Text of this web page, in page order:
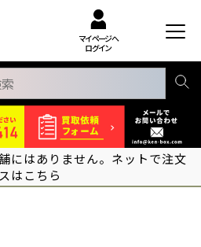
マイページへ
ログイン
にはありません。ネットで注文
はこちら